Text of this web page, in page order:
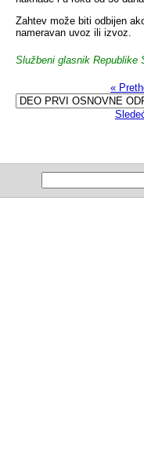
Zahtev može biti odbijen
nameravan uvoz ili izvoz.
Službeni glasnik Republike
«